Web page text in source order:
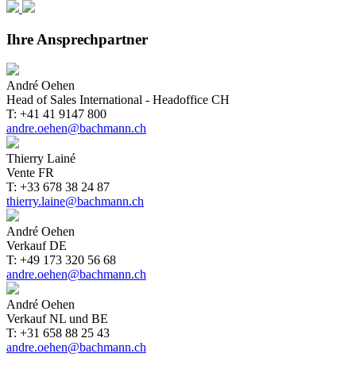
Ihre Ansprechpartner
André Oehen
Head of Sales International - Headoffice CH
T: +41 41 9147 800
andre.oehen@bachmann.ch
Thierry Lainé
Vente FR
T: +33 678 38 24 87
thierry.laine@bachmann.ch
André Oehen
Verkauf DE
T: +49 173 320 56 68
andre.oehen@bachmann.ch
André Oehen
Verkauf NL und BE
T: +31 658 88 25 43
andre.oehen@bachmann.ch